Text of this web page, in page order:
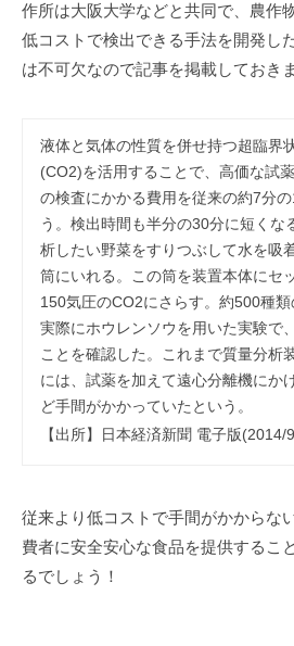
作所は大阪大学などと共同で、農作
低コストで検出できる手法を開発し
は不可欠なので記事を掲載しておきま
液体と気体の性質を併せ持つ超臨界
(CO2)を活用することで、高価な試
の検査にかかる費用を従来の約7分
う。検出時間も半分の30分に短くな
析したい野菜をすりつぶして水を吸
筒にいれる。この筒を装置本体にセ
150気圧のCO2にさらす。約500種類
実際にホウレンソウを用いた実験で
ことを確認した。これまで質量分析
には、試薬を加えて遠心分離機にか
ど手間がかかっていたという。
【出所】日本経済新聞 電子版
従来より低コストで手間がかからな
費者に安全安心な食品を提供するこ
るでしょう！